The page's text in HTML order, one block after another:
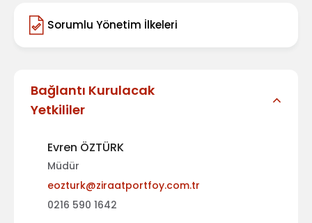
Sorumlu Yönetim İlkeleri
Bağlantı Kurulacak
Yetkililer
Evren ÖZTÜRK
Müdür
eozturk@ziraatportfoy.com.tr
0216 590 1642